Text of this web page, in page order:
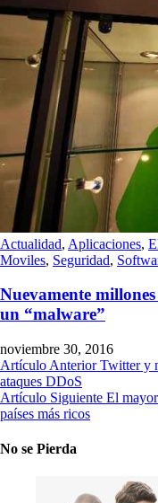
Actualidad, Aplicaciones,
Moviles, Seguridad,
Nuevamente
un “malware”
noviembre 30, 2016
Artículo Anterior Twitter y
ataques DDoS
Artículo Siguiente El
países más ricos
No se Pierda